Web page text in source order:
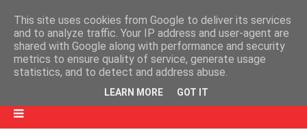
This site uses cookies from Google to deliver its services
and to analyze traffic. Your IP address and user-agent are
shared with Google along with performance and security
metrics to ensure quality of service, generate usage
statistics, and to detect and address abuse.
LEARN MORE GOT IT